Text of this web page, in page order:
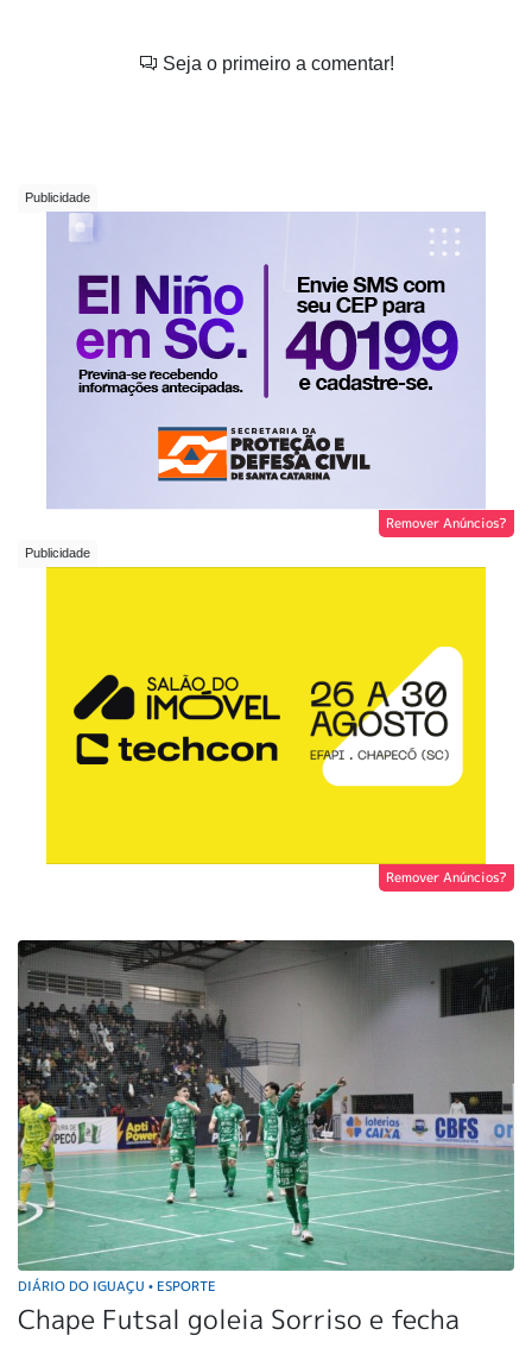
Seja o primeiro a comentar!
Remover Anúncios?
Remover Anúncios?
DIÁRIO DO IGUAÇU • ESPORTE
Chape Futsal goleia Sorriso e fecha